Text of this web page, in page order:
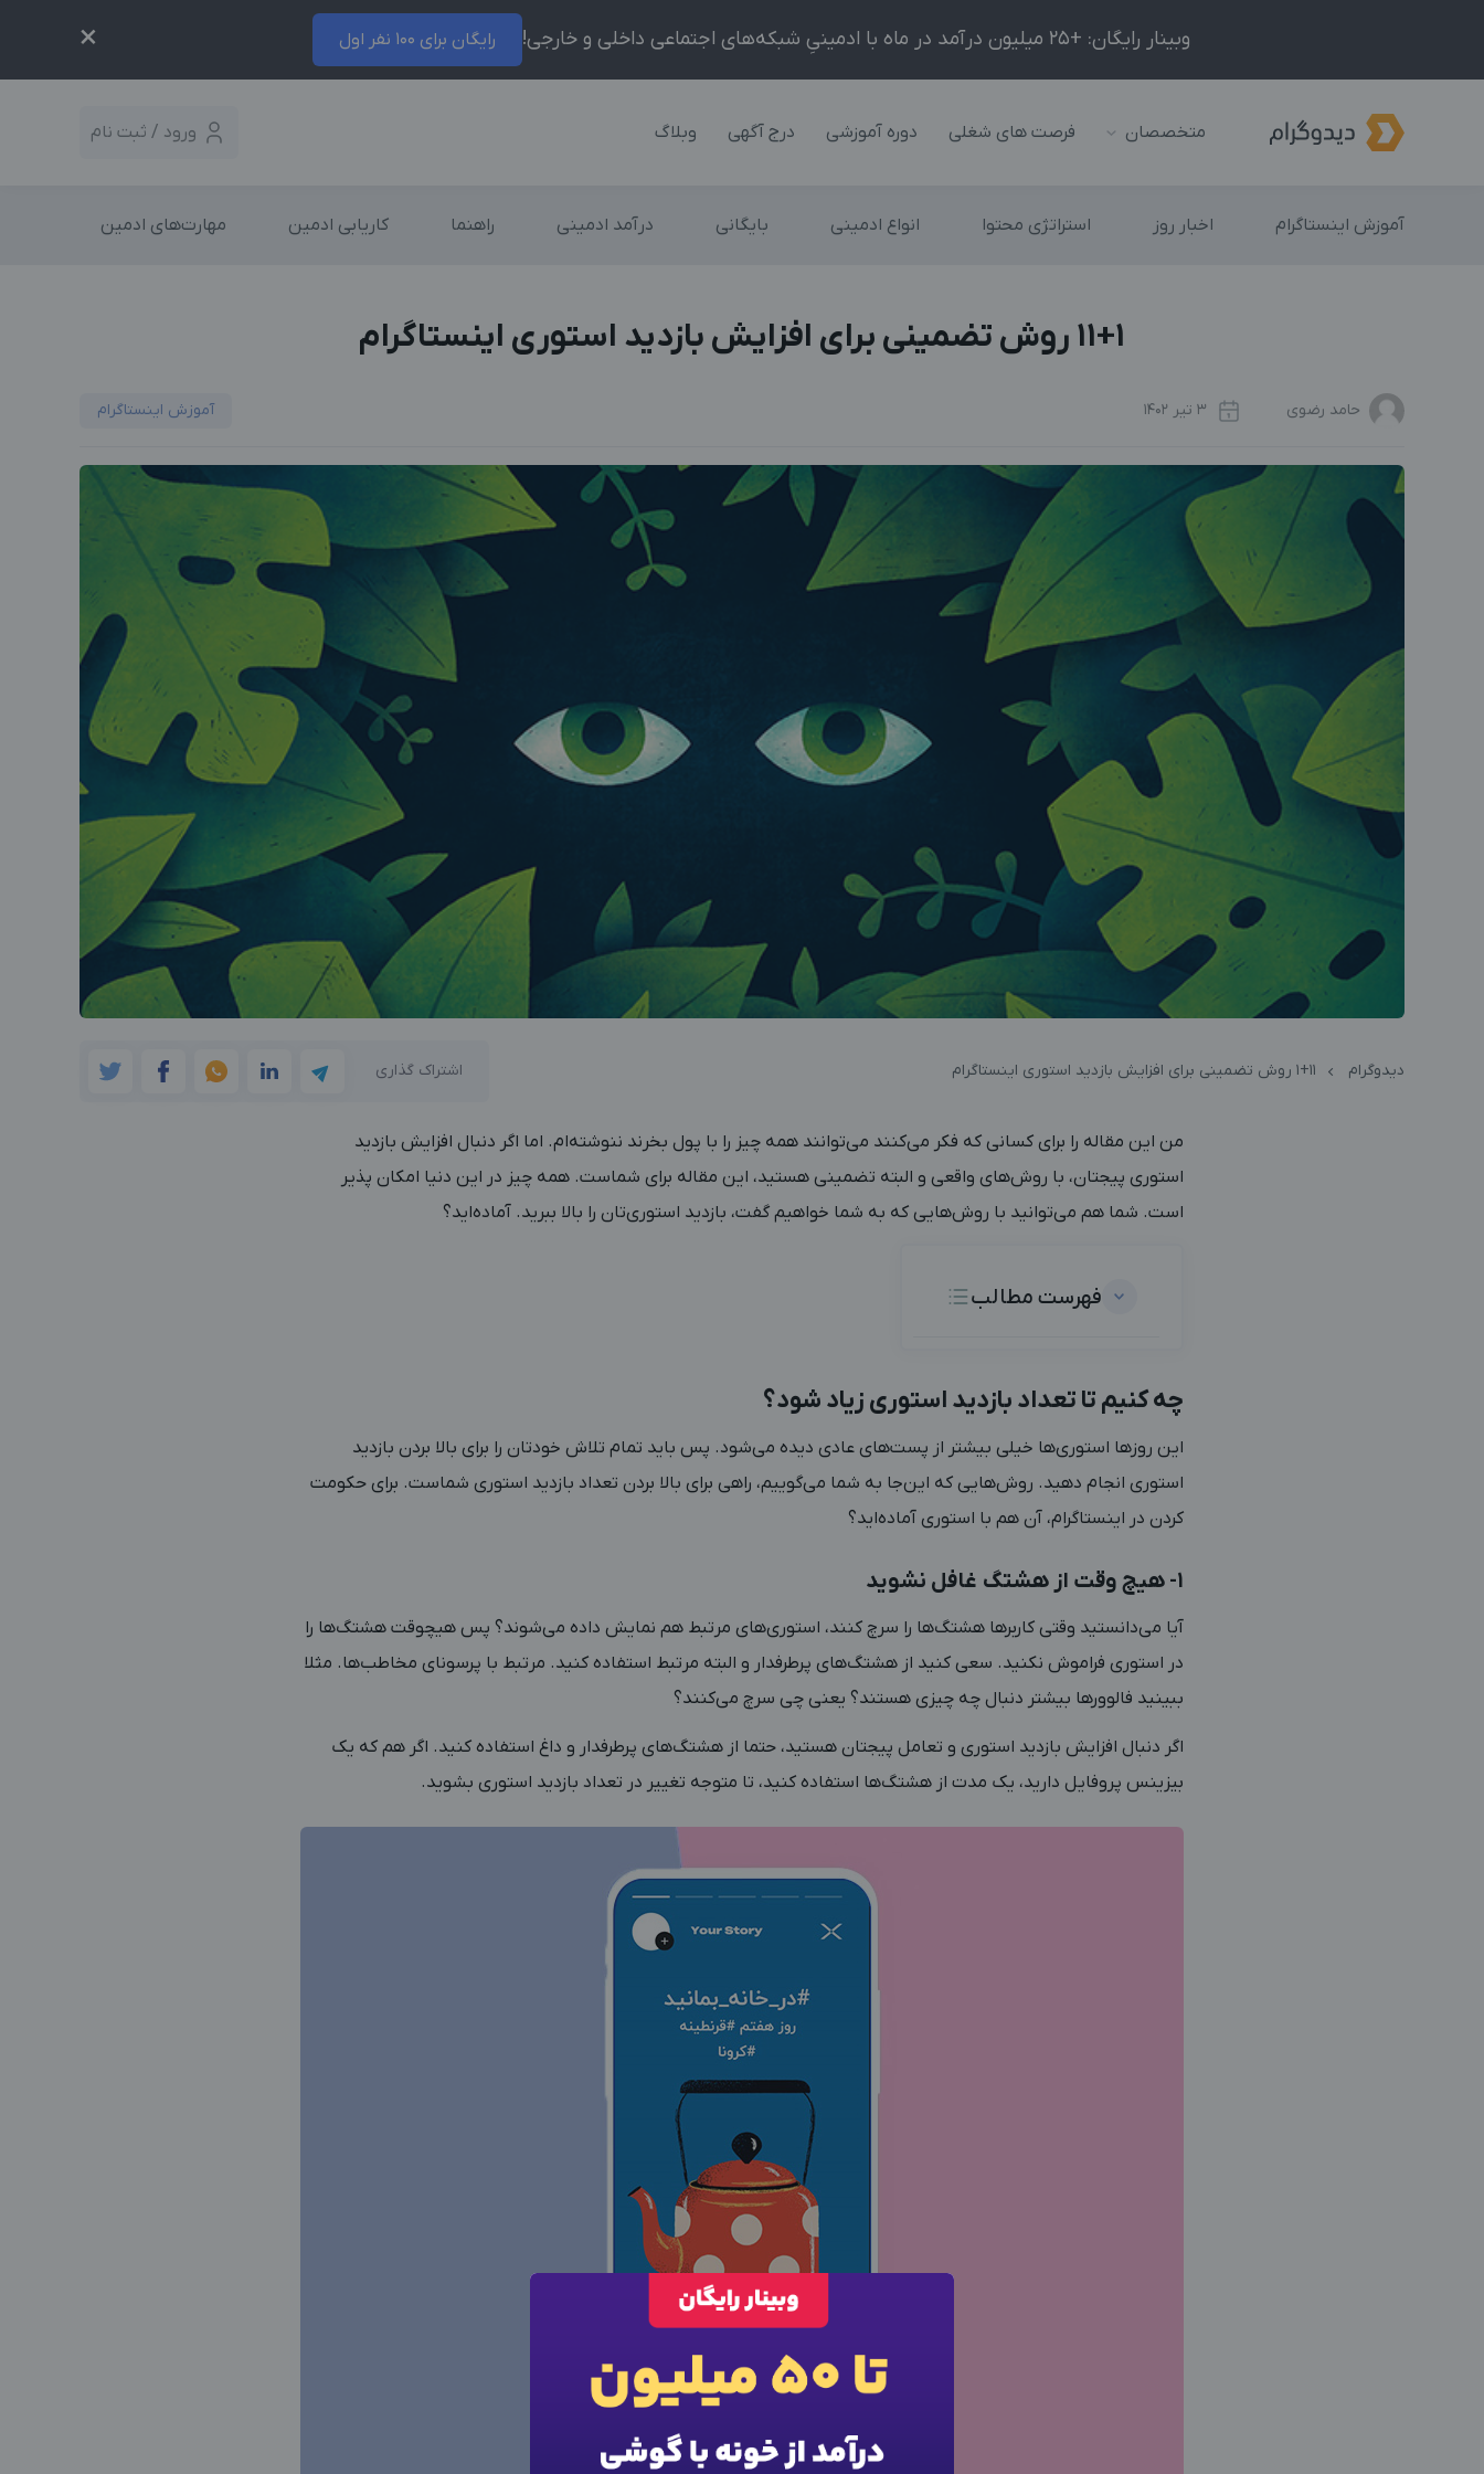
وبینار رایگان: +25 میلیون درآمد در ماه با ادمینیِ شبکه‌های اجتماعی داخلی و خارجی! رایگان برای 100 نفر اول ×
متخصصان فرصت های شغلی دوره آموزشی درج آگهی وبلاگ ورود / ثبت نام
آموزش اینستاگرام اخبار روز استراتژی محتوا انواع ادمینی بایگانی درآمد ادمینی راهنما کاریابی ادمین مهارت‌های ادمین
11+1 روش تضمینی برای افزایش بازدید استوری اینستاگرام
حامد رضوی 3 تیر 1402 آموزش اینستاگرام
دیدوگرام 11+1 روش تضمینی برای افزایش بازدید استوری اینستاگرام اشتراک گذاری
من این مقاله را برای کسانی که فکر می‌کنند می‌توانند همه چیز را با پول بخرند ننوشته‌ام. اما اگر دنبال افزایش بازدید
استوری پیجتان، با روش‌های واقعی و البته تضمینی هستید، این مقاله برای شماست. همه چیز در این دنیا امکان پذیر
است. شما هم می‌توانید با روش‌هایی که به شما خواهیم گفت، بازدید استوری‌تان را بالا ببرید. آماده‌اید؟
فهرست مطالب
چه کنیم تا تعداد بازدید استوری زیاد شود؟
این روزها استوری‌ها خیلی بیشتر از پست‌های عادی دیده می‌شود. پس باید تمام تلاش خودتان را برای بالا بردن بازدید
استوری انجام دهید. روش‌هایی که این‌جا به شما می‌گوییم، راهی برای بالا بردن تعداد بازدید استوری شماست. برای حکومت
کردن در اینستاگرام، آن هم با استوری آماده‌اید؟
1- هیچ وقت از هشتگ غافل نشوید
آیا می‌دانستید وقتی کاربرها هشتگ‌ها را سرچ کنند، استوری‌های مرتبط هم نمایش داده می‌شوند؟ پس هیچوقت هشتگ‌ها را
در استوری فراموش نکنید. سعی کنید از هشتگ‌های پرطرفدار و البته مرتبط استفاده کنید. مرتبط با پرسونای مخاطب‌ها. مثلا
ببینید فالوورها بیشتر دنبال چه چیزی هستند؟ یعنی چی سرچ می‌کنند؟
اگر دنبال افزایش بازدید استوری و تعامل پیجتان هستید، حتما از هشتگ‌های پرطرفدار و داغ استفاده کنید. اگر هم که یک
بیزینس پروفایل دارید، یک مدت از هشتگ‌ها استفاده کنید، تا متوجه تغییر در تعداد بازدید استوری بشوید.
ورود به حساب کاربری
شماره موبایل خود را وارد کنید
بعد از ثبت شماره کد برای شما پیامک خواهد شد